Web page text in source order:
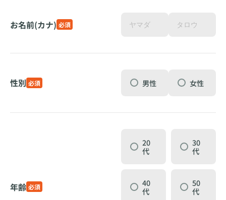
お名前(カナ) 必須
性別 必須 男性 女性
年齢 必須
20
代
30
代
40
代
50
代